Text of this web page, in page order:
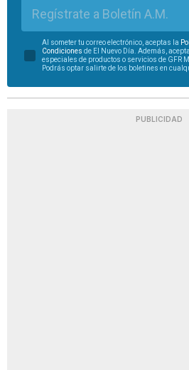
Regístrate a Boletín A.M.
Al someter tu correo electrónico, aceptas la
Condiciones de El Nuevo Día. Además,
especiales de productos o servicios de GFR
Podrás optar salirte de los boletines en
PUBLICIDAD